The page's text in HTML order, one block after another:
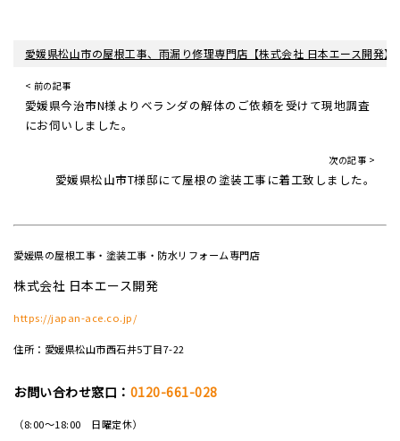
愛媛県松山市の屋根工事、雨漏り修理専門店【株式会社 日本エース開発】
< 前の記事
愛媛県今治市N様よりベランダの解体のご依頼を受けて現地調査
にお伺いしました。
次の記事 >
愛媛県松山市T様邸にて屋根の塗装工事に着工致しました。
愛媛県の屋根工事・塗装工事・防水リフォーム専門店
株式会社 日本エース開発
https://japan-ace.co.jp/
住所：愛媛県松山市西石井5丁目7-22
お問い合わせ窓口： 0120-661-028
（8:00～18:00 日曜定休）